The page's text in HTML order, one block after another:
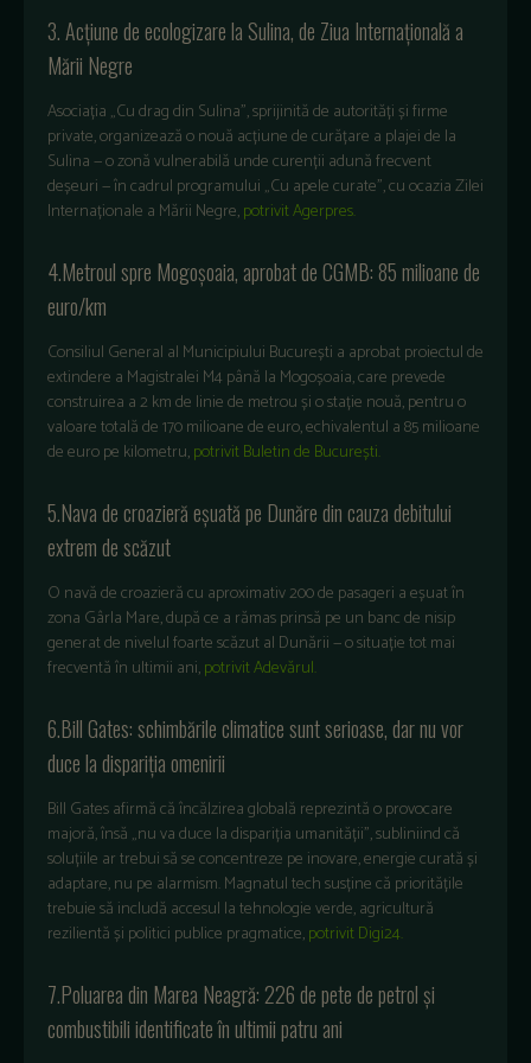
3. Acțiune de ecologizare la Sulina, de Ziua Internațională a
Mării Negre
Asociația „Cu drag din Sulina”, sprijinită de autorități și firme
private, organizează o nouă acțiune de curățare a plajei de la
Sulina — o zonă vulnerabilă unde curenții adună frecvent
deșeuri — în cadrul programului „Cu apele curate”, cu ocazia Zilei
Internaționale a Mării Negre,potrivit Agerpres.
4.Metroul spre Mogoșoaia, aprobat de CGMB: 85 milioane de
euro/km
Consiliul General al Municipiului București a aprobat proiectul de
extindere a Magistralei M4 până la Mogoșoaia, care prevede
construirea a 2 km de linie de metrou și o stație nouă, pentru o
valoare totală de 170 milioane de euro, echivalentul a 85 milioane
de euro pe kilometru,potrivit Buletin de București.
5.Nava de croazieră eșuată pe Dunăre din cauza debitului
extrem de scăzut
O navă de croazieră cu aproximativ 200 de pasageri a eșuat în
zona Gârla Mare, după ce a rămas prinsă pe un banc de nisip
generat de nivelul foarte scăzut al Dunării — o situație tot mai
frecventă în ultimii ani,potrivit Adevărul.
6.Bill Gates: schimbările climatice sunt serioase, dar nu vor
duce la dispariția omenirii
Bill Gates afirmă că încălzirea globală reprezintă o provocare
majoră, însă „nu va duce la dispariția umanității”, subliniind că
soluțiile ar trebui să se concentreze pe inovare, energie curată și
adaptare, nu pe alarmism. Magnatul tech susține că prioritățile
trebuie să includă accesul la tehnologie verde, agricultură
rezilientă și politici publice pragmatice,potrivit Digi24.
7.Poluarea din Marea Neagră: 226 de pete de petrol și
combustibili identificate în ultimii patru ani